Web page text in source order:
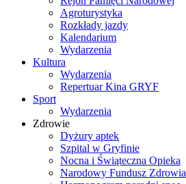
Agroturystyka
Rozkłady jazdy
Kalendarium
Wydarzenia
Kultura
Wydarzenia
Repertuar Kina GRYF
Sport
Wydarzenia
Zdrowie
Dyżury aptek
Szpital w Gryfinie
Nocna i Świąteczna Opieka
Narodowy Fundusz Zdrowia